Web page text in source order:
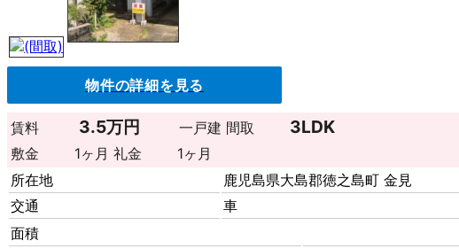
物件の詳細を見る
賃料 3.5万円 一戸建 間取 3LDK
敷金 1ヶ月 礼金
1ヶ月
所在地
鹿児島県大島郡徳之島町 金見
交通
車
面積